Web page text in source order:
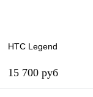
HTC Legend
15 700 руб